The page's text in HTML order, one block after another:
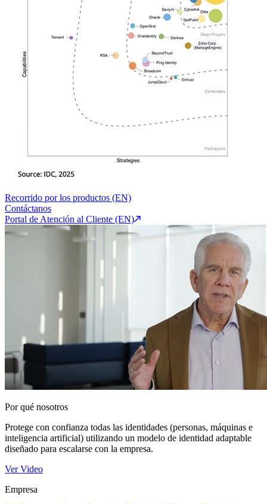
Recorrido por los productos (EN)
Contáctanos
Portal de Atención al Cliente (EN)
Por qué nosotros
Protege con confianza todas las identidades (personas, máquinas e
inteligencia artificial) utilizando un modelo de identidad adaptable
diseñado para escalarse con la empresa.
Ver Video
Empresa